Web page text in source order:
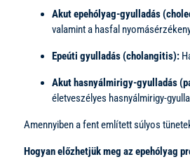
Akut epehólyag-gyulladás
valamint a hasfal
Epeúti gyulladás (cholangitis):
Akut hasnyálmirigy-gyulladás
életveszélyes hasnyálmirigy-
Amennyiben a fent említett súlyos
Hogyan előzhetjük meg az epehólyag